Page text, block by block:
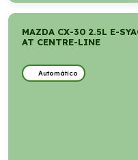
MAZDA CX-30 2.5L E-
AT CENTRE-LINE
Automático